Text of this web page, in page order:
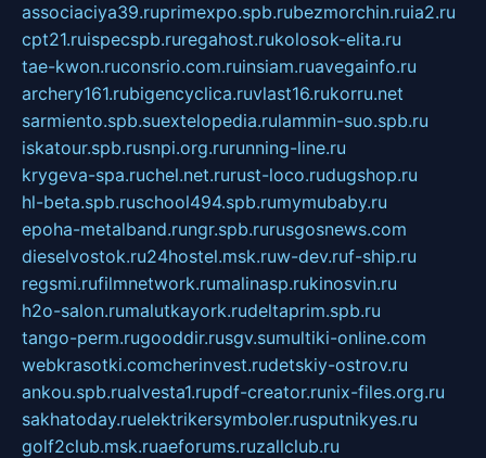
associaciya39.ruprimexpo.spb.rubezmorchin.ruia2.ru
cpt21.ruispecspb.ruregahost.rukolosok-elita.ru
tae-kwon.ruconsrio.com.ruinsiam.ruavegainfo.ru
archery161.rubigencyclica.ruvlast16.rukorru.net
sarmiento.spb.suextelopedia.rulammin-suo.spb.ru
iskatour.spb.rusnpi.org.rurunning-line.ru
krygeva-spa.ruchel.net.rurust-loco.rudugshop.ru
hl-beta.spb.ruschool494.spb.rumymubaby.ru
epoha-metalband.rungr.spb.rurusgosnews.com
dieselvostok.ru24hostel.msk.ruw-dev.ruf-ship.ru
regsmi.rufilmnetwork.rumalinasp.rukinosvin.ru
h2o-salon.rumalutkayork.rudeltaprim.spb.ru
tango-perm.rugooddir.rusgv.sumultiki-online.com
webkrasotki.comcherinvest.rudetskiy-ostrov.ru
ankou.spb.rualvesta1.rupdf-creator.runix-files.org.ru
sakhatoday.ruelektrikersymboler.rusputnikyes.ru
golf2club.msk.ruaeforums.ruzallclub.ru